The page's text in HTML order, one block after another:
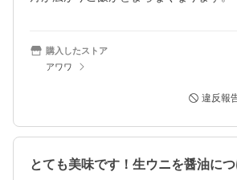
購入したストア
アワワ
違反報